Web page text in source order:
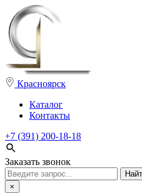
Красноярск
Каталог
Контакты
+7 (391) 200-18-18
Заказать звонок
Поиск:
×